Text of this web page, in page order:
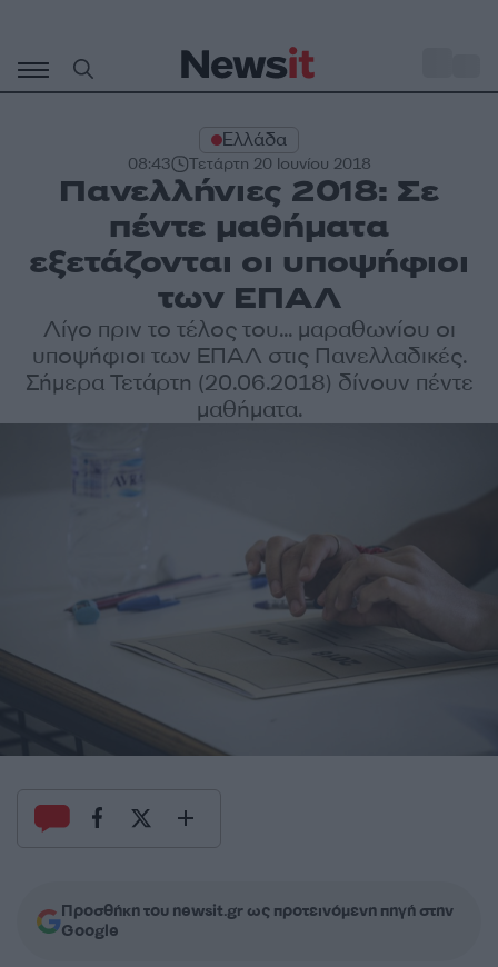
περιεχόμενο
Ελλάδα
08:43 Τετάρτη 20 Ιουνίου 2018
Πανελλήνιες 2018: Σε
πέντε μαθήματα
εξετάζονται οι υποψήφιοι
των ΕΠΑΛ
Λίγο πριν το τέλος του... μαραθωνίου οι
υποψήφιοι των ΕΠΑΛ στις Πανελλαδικές.
Σήμερα Τετάρτη (20.06.2018) δίνουν πέντε
μαθήματα.
Προσθήκη του newsit.gr ως προτεινόμενη πηγή στην
Google